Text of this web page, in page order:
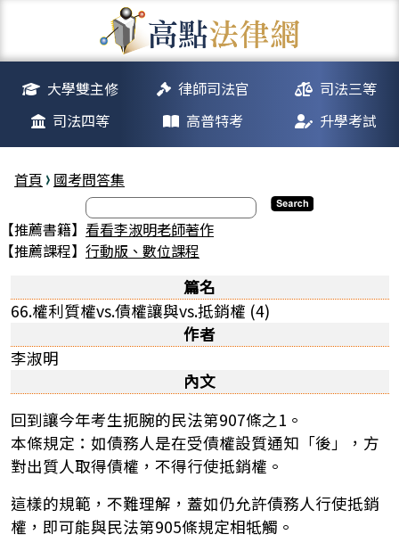
大學雙主修 律師司法官
司法三等
司法四等
高普特考 升學考試
首頁 國考問答集
【推薦書籍】 看看李淑明老師著作
【推薦課程】 行動版、數位課程
篇名
66.權利質權vs.債權讓與vs.抵銷權 (4)
作者
李淑明
內文
回到讓今年考生扼腕的民法第907條之1。
本條規定：如債務人是在受債權設質通知「後」，方
對出質人取得債權，不得行使抵銷權。
這樣的規範，不難理解，蓋如仍允許債務人行使抵銷
權，即可能與民法第905條規定相牴觸。